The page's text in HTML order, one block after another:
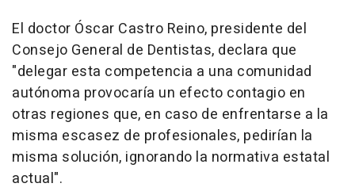
El doctor Óscar Castro Reino, presidente del
Consejo General de Dentistas, declara que
"delegar esta competencia a una comunidad
autónoma provocaría un efecto contagio en
otras regiones que, en caso de enfrentarse a la
misma escasez de profesionales, pedirían la
misma solución, ignorando la normativa estatal
actual".